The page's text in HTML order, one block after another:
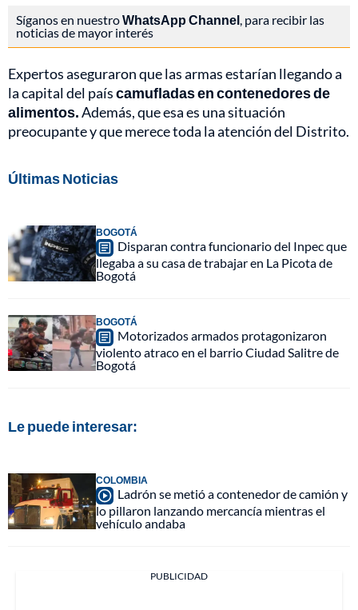
Síganos en nuestroWhatsApp Channel , para recibir las
noticias de mayor interés
Expertos aseguraron que las armas estarían llegando a
la capital del paíscamufladas en contenedores de
alimentos.Además, que esa es una situación
preocupante y que merece toda la atención del Distrito.
Últimas Noticias
BOGOTÁ
Disparan contra funcionario del Inpec que
llegaba a su casa de trabajar en La Picota de
Bogotá
BOGOTÁ
Motorizados armados protagonizaron
violento atraco en el barrio Ciudad Salitre de
Bogotá
Le puede interesar:
COLOMBIA
Ladrón se metió a contenedor de camión y
lo pillaron lanzando mercancía mientras el
vehículo andaba
PUBLICIDAD